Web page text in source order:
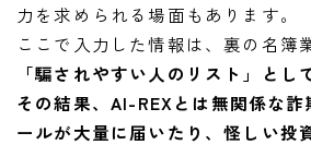
力を求められる場面もあります。
ここで入力した情報は、裏の名簿
「騙されやすい人のリスト」とし
その結果、AI-REXとは無関係な詐
ールが大量に届いたり、怪しい投